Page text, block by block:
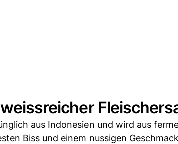
aus Indonesien und wird aus
Biss und einem nussigen